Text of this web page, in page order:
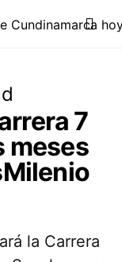
7
meses
la Carrera